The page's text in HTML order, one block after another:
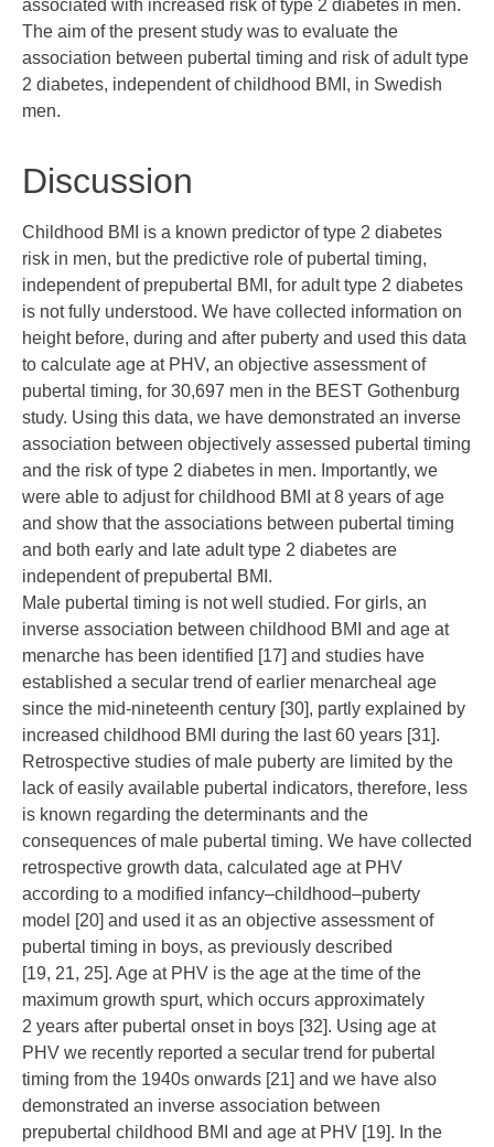
associated with increased risk of type 2 diabetes in men.
The aim of the present study was to evaluate the
association between pubertal timing and risk of adult type
2 diabetes, independent of childhood BMI, in Swedish
men.
Discussion
Childhood BMI is a known predictor of type 2 diabetes
risk in men, but the predictive role of pubertal timing,
independent of prepubertal BMI, for adult type 2 diabetes
is not fully understood. We have collected information on
height before, during and after puberty and used this data
to calculate age at PHV, an objective assessment of
pubertal timing, for 30,697 men in the BEST Gothenburg
study. Using this data, we have demonstrated an inverse
association between objectively assessed pubertal timing
and the risk of type 2 diabetes in men. Importantly, we
were able to adjust for childhood BMI at 8 years of age
and show that the associations between pubertal timing
and both early and late adult type 2 diabetes are
independent of prepubertal BMI.
Male pubertal timing is not well studied. For girls, an
inverse association between childhood BMI and age at
menarche has been identified [17] and studies have
established a secular trend of earlier menarcheal age
since the mid-nineteenth century [30], partly explained by
increased childhood BMI during the last 60 years [31].
Retrospective studies of male puberty are limited by the
lack of easily available pubertal indicators, therefore, less
is known regarding the determinants and the
consequences of male pubertal timing. We have collected
retrospective growth data, calculated age at PHV
according to a modified infancy–childhood–puberty
model [20] and used it as an objective assessment of
pubertal timing in boys, as previously described
[19, 21, 25]. Age at PHV is the age at the time of the
maximum growth spurt, which occurs approximately
2 years after pubertal onset in boys [32]. Using age at
PHV we recently reported a secular trend for pubertal
timing from the 1940s onwards [21] and we have also
demonstrated an inverse association between
prepubertal childhood BMI and age at PHV [19]. In the